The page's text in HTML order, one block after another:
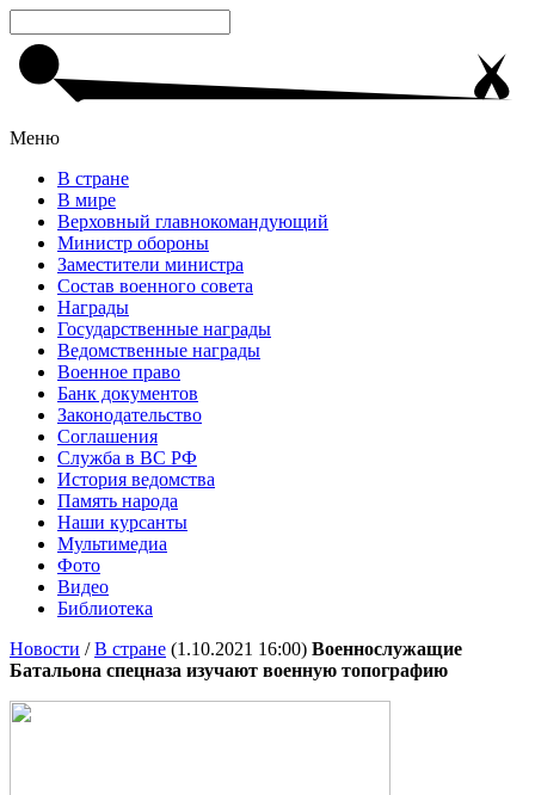
Меню
В стране
В мире
Верховный главнокомандующий
Министр обороны
Заместители министра
Состав военного совета
Награды
Государственные награды
Ведомственные награды
Военное право
Банк документов
Законодательство
Соглашения
Служба в ВС РФ
История ведомства
Память народа
Наши курсанты
Мультимедиа
Фото
Видео
Библиотека
Новости /В стране (1.10.2021 16:00) Военнослужащие
Батальона спецназа изучают военную топографию